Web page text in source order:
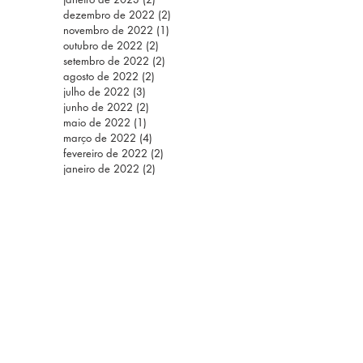
dezembro de 2022 (2)
novembro de 2022 (1)
outubro de 2022 (2)
setembro de 2022 (2)
agosto de 2022 (2)
julho de 2022 (3)
junho de 2022 (2)
maio de 2022 (1)
março de 2022 (4)
fevereiro de 2022 (2)
janeiro de 2022 (2)